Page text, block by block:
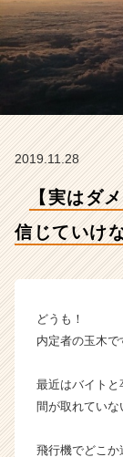
2019.11.28
【実はダ
信じていけ
どうも！
内定者の玉木で
最近はバイト
間が取れていな
飛行機でどこ